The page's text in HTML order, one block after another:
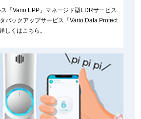
「Vario EPP」マネージド型EDRサービス
バックアップサービス「Vario Data Protect
しくはこちら。